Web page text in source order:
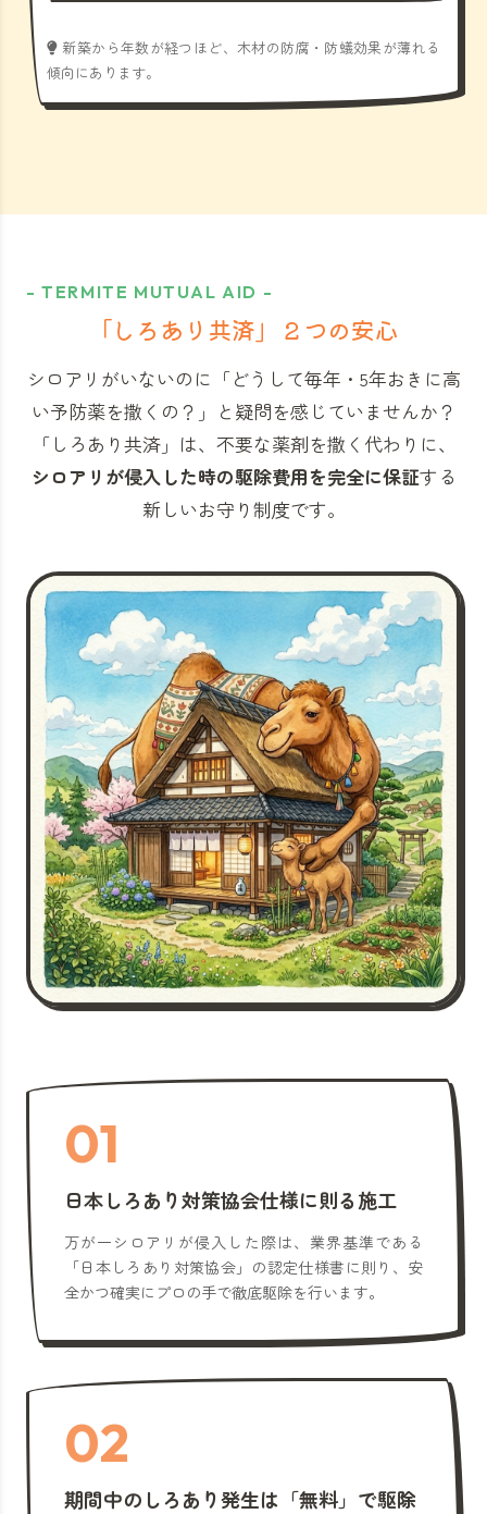
新築から年数が経つほど、木材の防腐・防蟻効果が薄れる
傾向にあります。
- TERMITE MUTUAL AID -
「しろあり共済」 ２つの安心
シロアリがいないのに「どうして毎年・5年おきに高
い予防薬を撒くの？」と 疑問を感じていませんか？
「しろあり共済」 は、不要な薬剤を撒く代わりに、
シロアリが侵入した時の駆除費用を完全に保証する
新しいお守り制度です。
01
日本しろあり対策協会仕様に則る施工
万が一シロアリが侵入した際は、業界基準である
「日本しろあり対策協会」の認定仕様書に則り、安
全かつ確実にプロの手で徹底駆除を行います。
02
期間中のしろあり発生は「無料」で駆除